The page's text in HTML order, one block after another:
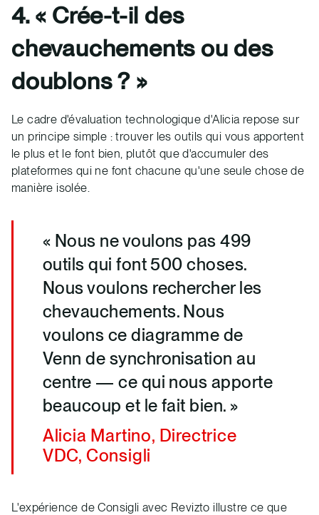
4. « Crée-t-il des
chevauchements ou des
doublons ? »
Le cadre d'évaluation technologique d'Alicia repose sur
un principe simple : trouver les outils qui vous apportent
le plus et le font bien, plutôt que d'accumuler des
plateformes qui ne font chacune qu'une seule chose de
manière isolée.
« Nous ne voulons pas 499
outils qui font 500 choses.
Nous voulons rechercher les
chevauchements. Nous
voulons ce diagramme de
Venn de synchronisation au
centre — ce qui nous apporte
beaucoup et le fait bien. »
Alicia Martino, Directrice
VDC, Consigli
L'expérience de Consigli avec Revizto illustre ce que